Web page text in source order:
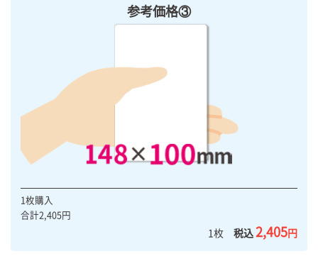
参考価格③
1枚購入
合計2,405円
1枚税込2,405円